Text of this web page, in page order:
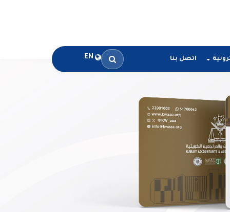
اتصل بنا EN